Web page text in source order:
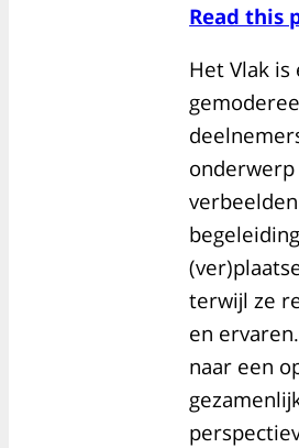
Read this
Het Vlak is
terwijl ze
en
naar een